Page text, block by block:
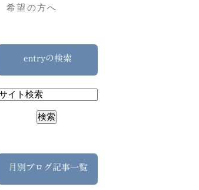
希望の方へ
entryの検索
月別ブログ記事一覧